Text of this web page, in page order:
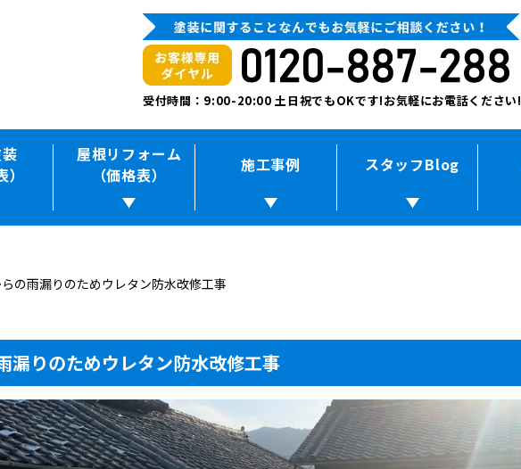
受付時間：9:00-20:00 土日祝でもOKです!お気軽にお電話ください!
屋根リフォーム
（価格表）
施工事例 スタッフBlog
の雨漏りのためウレタン防水改修工事
りのためウレタン防水改修工事